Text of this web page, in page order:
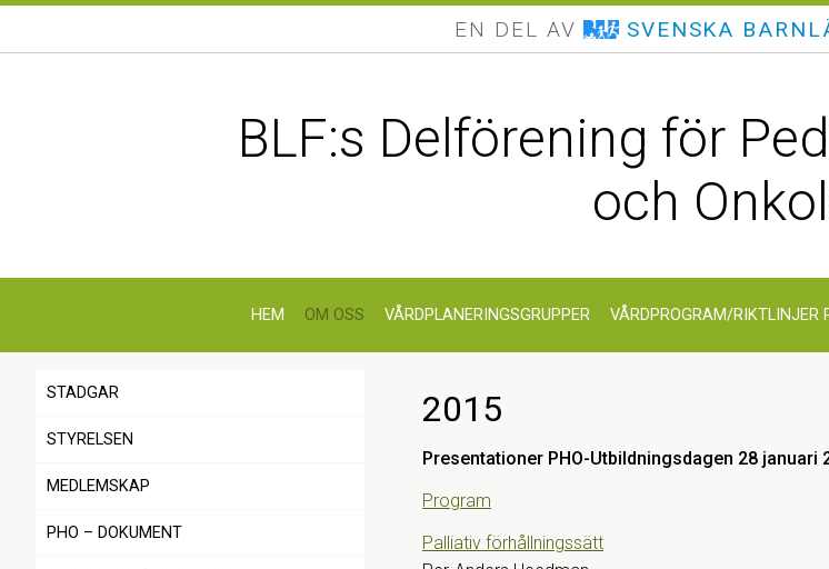
EN DEL AV SVENSKA
BLF:s Delförening för
och
HEM OM OSS
STADGAR
STYRELSEN
MEDLEMSKAP
PHO – DOKUMENT
VÅRDPLANERINGSGRUPPER VÅRDPROGRAM/RIKTLINJER
2015
Presentationer PHO-Utbildningsdagen 28 januari
Program
Palliativ förhållningssätt